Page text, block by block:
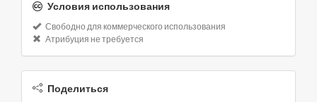
Условия использования
Свободно для коммерческого использования
Атрибуция не требуется
Поделиться